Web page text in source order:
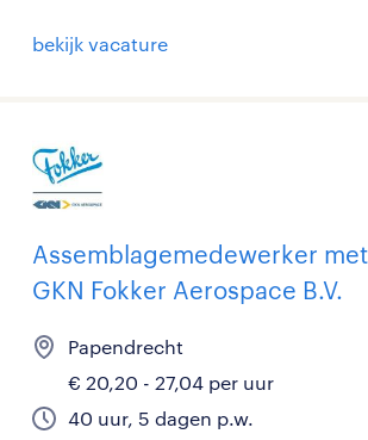
bekijk vacature
Assemblagemedewerker
GKN Fokker Aerospace B.V.
Papendrecht
€ 20,20 - 27,04 per uur
40 uur, 5 dagen p.w.